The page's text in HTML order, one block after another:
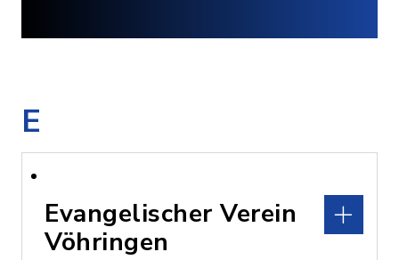
E
Evangelischer Verein
Vöhringen